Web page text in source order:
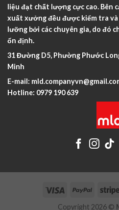
liệu đạt chất lượng cực cao. Bên
xuất xưởng đều được kiểm tra
lưỡng bởi các chuyên gia, do đó
ổn định.
31 Đường D5, Phường Phước
Minh
E-mail:
Hotline: 0979 190 639
Copyright 2026 ©